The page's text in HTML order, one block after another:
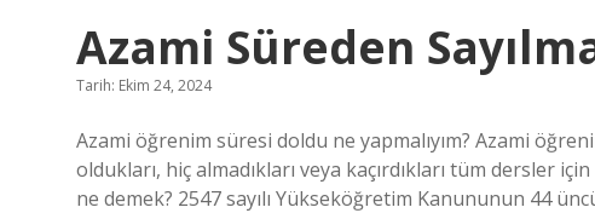
Azami Süreden
Tarih: Ekim 24, 2024
Azami öğrenim süresi doldu ne yapmalıyım? Azami
oldukları, hiç almadıkları veya kaçırdıkları tüm dersler
ne demek? 2547 sayılı Yükseköğretim Kanununun 44